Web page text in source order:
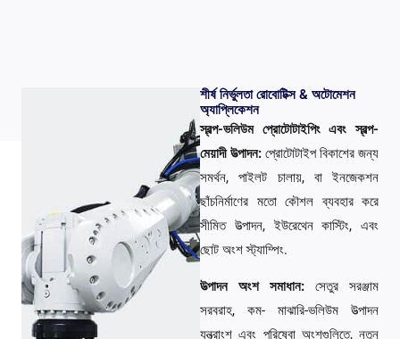
শীর্ষ নির্ভুলতা রোবোটিক্স & অটোমেশন
অ্যাপ্লিকেশন
স্বল্প-ভলিউম প্রোটোটাইপিং এবং স্বল্প-
মেয়াদী উত্পাদন: প্রোটোটাইপ বিকাশের জন্য
সমর্থন, পাইলট চালায়, বা ইনজেকশন
ছাঁচনির্মাণের মতো কৌশল ব্যবহার করে
সীমিত উত্পাদন, ইউরেথেন কাস্টিং, এবং
ছোট অংশ স্ট্যাম্পিং.
উত্পাদন অংশ সমাধান: সেতুর সরঞ্জাম
সরবরাহ, কম- মাঝারি-ভলিউম উত্পাদন
যন্ত্রাংশ এবং পরিষেবা অংশগুলিতে, নতুন